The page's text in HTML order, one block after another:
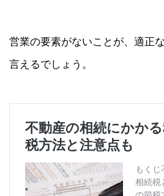
営業の要素がないことが、適正
言えるでしょう。